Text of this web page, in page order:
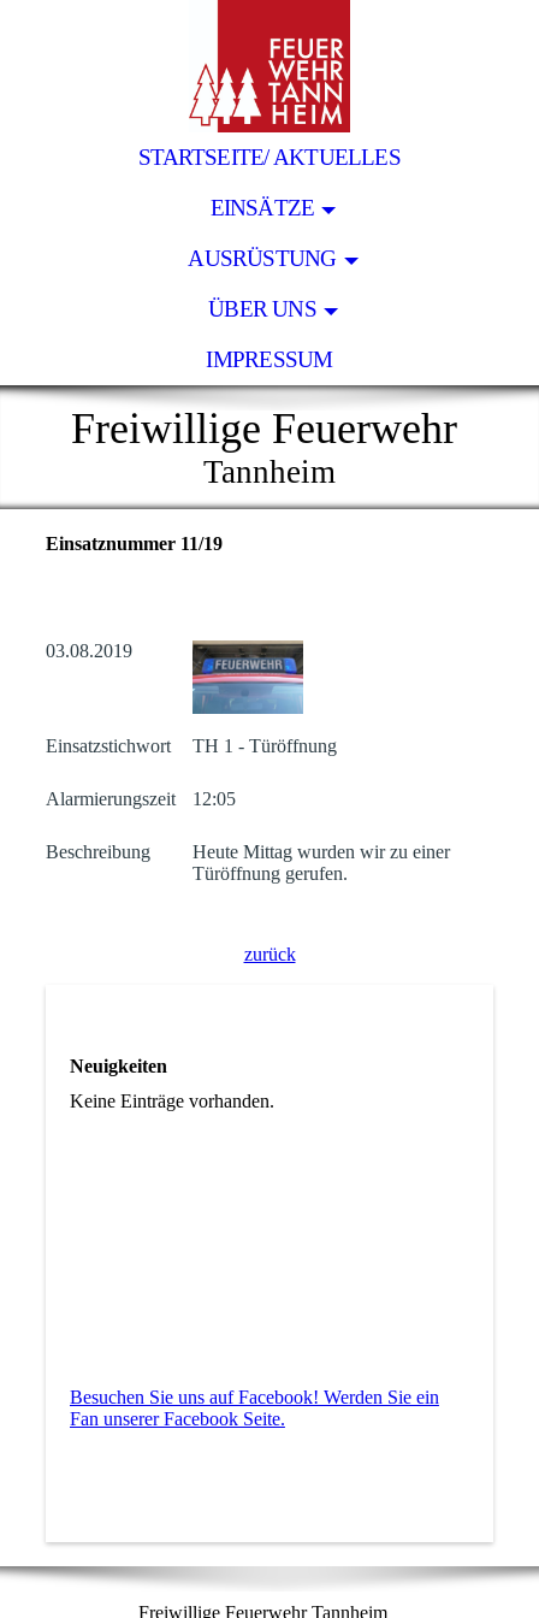
STARTSEITE/ AKTUELLES
EINSÄTZE
AUSRÜSTUNG
ÜBER UNS
IMPRESSUM
Freiwillige Feuerwehr
Tannheim
Einsatznummer 11/19
03.08.2019
Einsatzstichwort TH 1 - Türöffnung
Alarmierungszeit 12:05
Beschreibung
Heute Mittag wurden wir zu einer
Türöffnung gerufen.
zurück
Neuigkeiten
Keine Einträge vorhanden.
Besuchen Sie uns auf Facebook! Werden Sie ein
Fan unserer Facebook Seite.
Freiwillige Feuerwehr Tannheim